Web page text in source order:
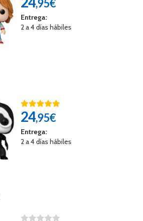
,95€
Entrega:
2 a 4 días hábiles
24,95€
Entrega:
2 a 4 días hábiles